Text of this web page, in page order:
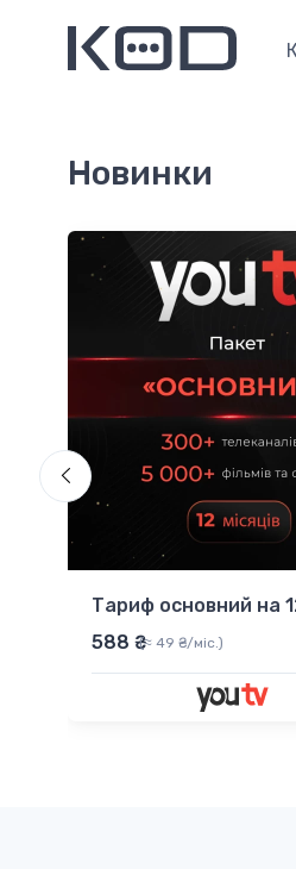
Новинки
Тариф основний на
588 ₴
(≈ 49 ₴/міс.)